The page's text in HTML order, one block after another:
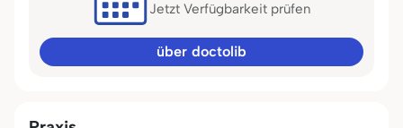
Jetzt Verfügbarkeit prüfen
über doctolib